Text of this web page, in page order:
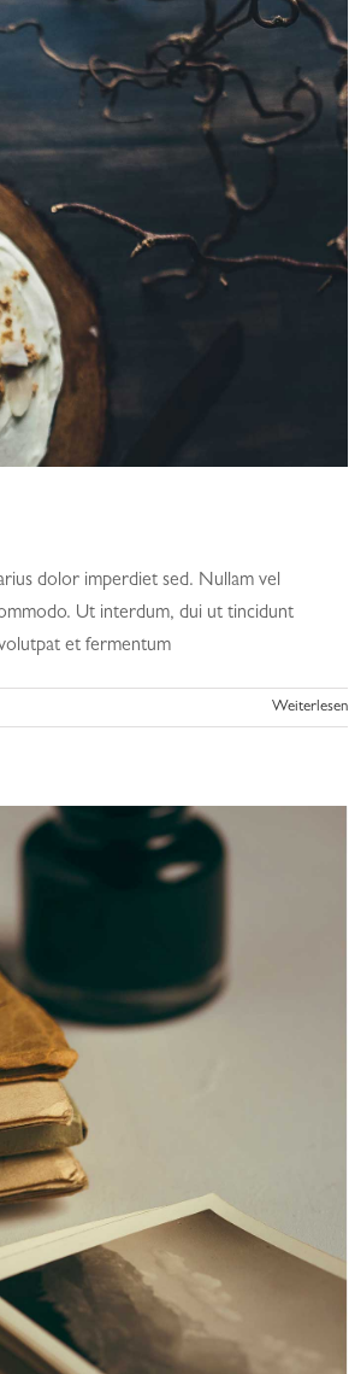
dolor imperdiet sed. Nullam vel
Ut interdum, dui ut tincidunt
et fermentum
Weiterlesen